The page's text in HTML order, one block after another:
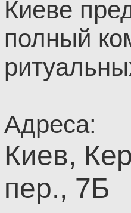
Киеве
полный
Адреса:
Киев,
пер., 7Б